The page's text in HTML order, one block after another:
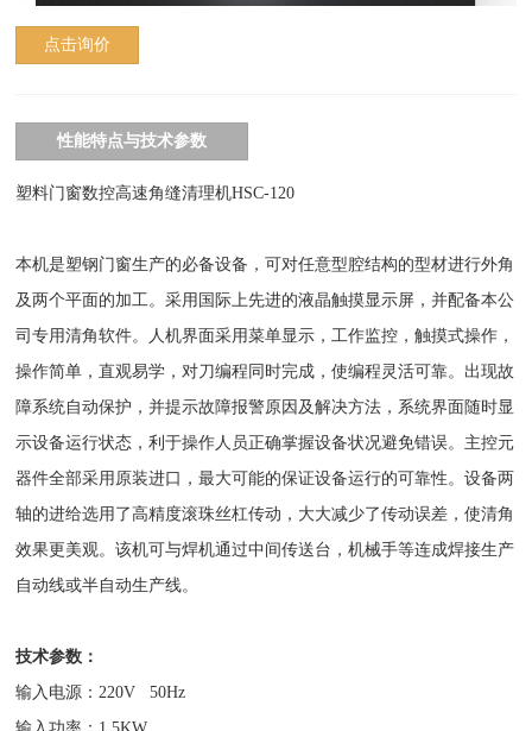
点击询价
性能特点与技术参数
塑料门窗数控高速角缝清理机HSC-120
本机是塑钢门窗生产的必备设备，可对任意型腔结构的型材进行外角
及两个平面的加工。采用国际上先进的液晶触摸显示屏，并配备本公
司专用清角软件。人机界面采用菜单显示，工作监控，触摸式操作，
操作简单，直观易学，对刀编程同时完成，使编程灵活可靠。出现故
障系统自动保护，并提示故障报警原因及解决方法，系统界面随时显
示设备运行状态，利于操作人员正确掌握设备状况避免错误。主控元
器件全部采用原装进口，最大可能的保证设备运行的可靠性。设备两
轴的进给选用了高精度滚珠丝杠传动，大大减少了传动误差，使清角
效果更美观。该机可与焊机通过中间传送台，机械手等连成焊接生产
自动线或半自动生产线。
技术参数：
输入电源：220V 50Hz